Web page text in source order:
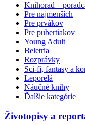
Knihorad –
Pre najmenších
Pre prvákov
Pre pubertiakov
Young Adult
Beletria
Rozprávky
Sci-fi, fantasy a
Leporelá
Náučné knihy
Ďalšie kategórie
Životopisy a